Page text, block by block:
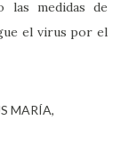
las medidas de
el virus por el
MARÍA